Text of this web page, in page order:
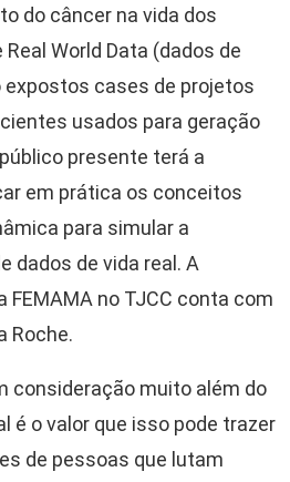
do câncer na vida dos
World Data (dados de
expostos cases de projetos
usados para geração
presente terá a
em prática os conceitos
para simular a
dados de vida real. A
FEMAMA no TJCC conta com
Roche.
consideração muito além do
é o valor que isso pode trazer
de pessoas que lutam